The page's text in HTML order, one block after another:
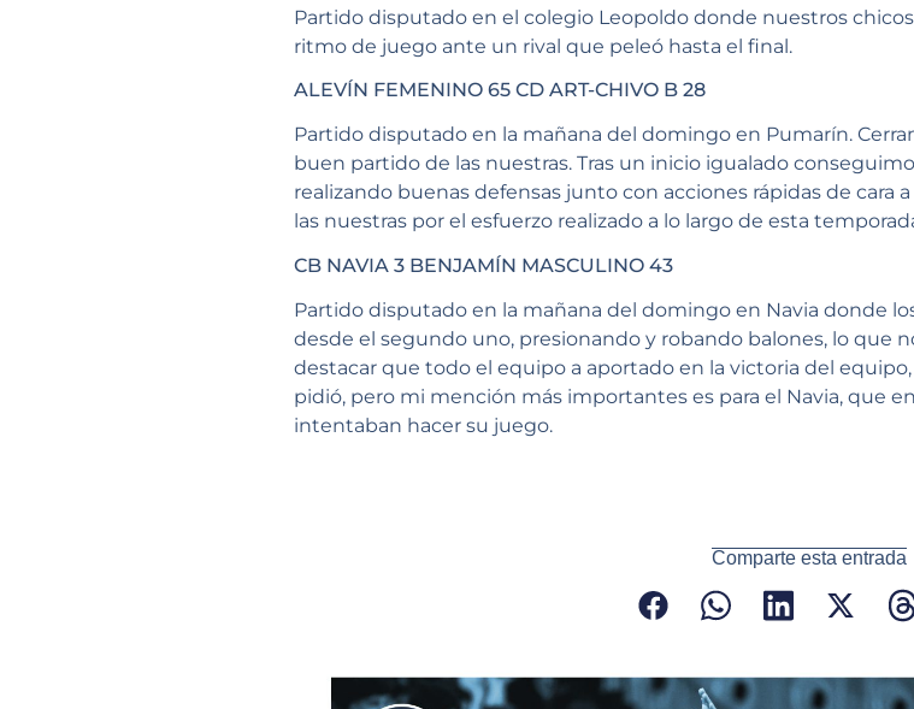
Partido disputado en el colegio Leopoldo donde nuestros
ritmo de juego ante un rival que peleó hasta el final.
ALEVÍN FEMENINO 65 CD ART-CHIVO B 28
Partido disputado en la mañana del domingo en Pumarín.
buen partido de las nuestras. Tras un inicio igualado
realizando buenas defensas junto con acciones rápidas de cara
las nuestras por el esfuerzo realizado a lo largo de esta
CB NAVIA 3 BENJAMÍN MASCULINO 43
Partido disputado en la mañana del domingo en Navia donde
desde el segundo uno, presionando y robando balones, lo que
destacar que todo el equipo a aportado en la victoria del
pidió, pero mi mención más importantes es para el Navia, que
intentaban hacer su juego.
Comparte esta entrada